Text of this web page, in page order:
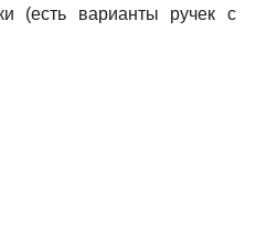
(есть варианты ручек с